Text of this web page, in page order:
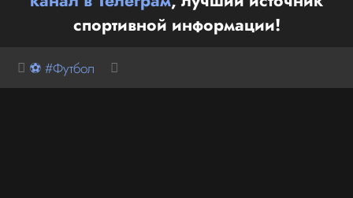
спортивной информации!
⚽ #Футбол